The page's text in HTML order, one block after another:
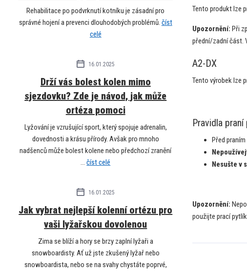
Rehabilitace po podvrknutí kotníku je zásadní pro
správné hojení a prevenci dlouhodobých problémů. číst
celé
16.01.2025
Drží vás bolest kolen mimo
sjezdovku? Zde je návod, jak může
ortéza pomoci
Lyžování je vzrušující sport, který spojuje adrenalin,
dovednosti a krásu přírody. Avšak pro mnoho
nadšenců může bolest kolene nebo předchozí zranění
...číst celé
16.01.2025
Jak vybrat nejlepší kolenní ortézu pro
vaši lyžařskou dovolenou
Zima se blíží a hory se brzy zaplní lyžaři a
snowboardisty. Ať už jste zkušený lyžař nebo
snowboardista, nebo se na svahy chystáte poprvé,
Tento produkt lze
Upozornění: Při
přední/zadní část.
A2-DX
Tento výrobek lze
Pravidla
Před
Nesušte v
Upozornění:
použijte prací